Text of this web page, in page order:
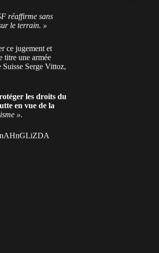
réaffirme sans
le terrain. »
ce jugement et
titre une armée
Serge Vittoz,
les droits du
en vue de la
».
nAHnGLiZDA